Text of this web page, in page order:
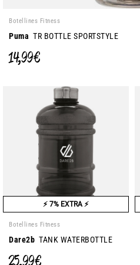
Botellines Fitness
Puma TR BOTTLE SPORTSTYLE
14,99 €
⚡ 7% EXTRA ⚡
Botellines Fitness
Dare2b TANK WATERBOTTLE
25,99 €